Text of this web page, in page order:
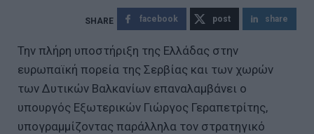
facebook post share
Την πλήρη υποστήριξη της Ελλάδας στην
ευρωπαϊκή πορεία της Σερβίας και των χωρών
των Δυτικών Βαλκανίων επαναλαμβάνει ο
υπουργός Εξωτερικών Γιώργος Γεραπετρίτης,
υπογραμμίζοντας παράλληλα τον στρατηγικό